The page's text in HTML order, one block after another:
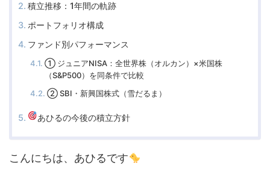
積立推移：1年間の軌跡
ポートフォリオ構成
ファンド別パフォーマンス
① ジュニアNISA：全世界株（オルカン）×米国株
（S&P500）を同条件で比較
② SBI・新興国株式（雪だるま）
あひるの今後の積立方針
こんにちは、あひるです